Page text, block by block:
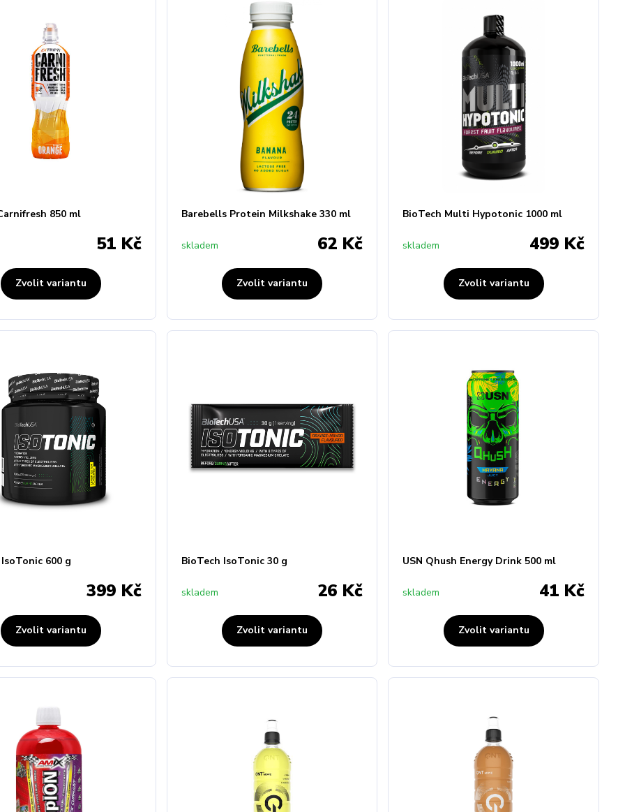
850 ml
51 Kč
Zvolit variantu
Barebells Protein Milkshake 330 ml
62 Kč
skladem
Zvolit variantu
BioTech Multi Hypotonic 1000 ml
499 Kč
skladem
Zvolit variantu
600 g
399 Kč
Zvolit variantu
BioTech IsoTonic 30 g
26 Kč
skladem
Zvolit variantu
USN Qhush Energy Drink 500 ml
41 Kč
skladem
Zvolit variantu